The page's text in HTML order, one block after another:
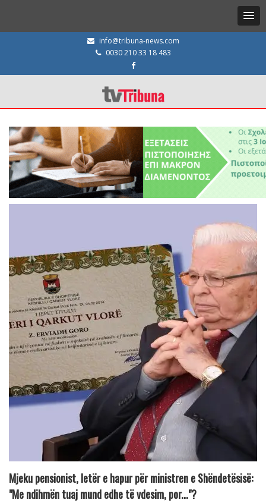
info@tribuna-news.com
0030 210 33 18 483
Mjeku pensionist, letër e hapur për ministren e Shëndetësisë:
"Me ndihmën tuaj mund edhe të vdesim, por..."?